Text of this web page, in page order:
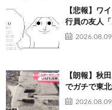
【悲報】ワ
行員の友人「
2026.08.09
【朗報】秋
でガチで東
2026.08.09